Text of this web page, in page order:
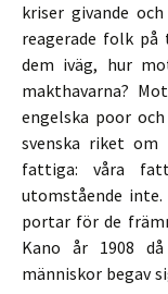
kriser givande
reagerade folk på
dem iväg, hur
makthavarna?
engelska poor
svenska riket
fattiga: våra
utomstående
portar för de
Kano år 1908
människor begav